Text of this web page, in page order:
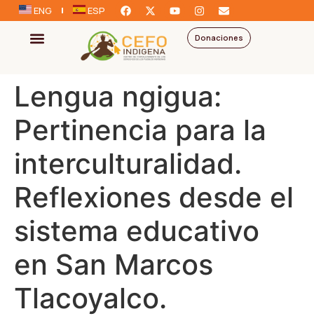
ENG ESP
Donaciones
Lengua ngigua:
Pertinencia para la
interculturalidad.
Reflexiones desde el
sistema educativo
en San Marcos
Tlacoyalco.